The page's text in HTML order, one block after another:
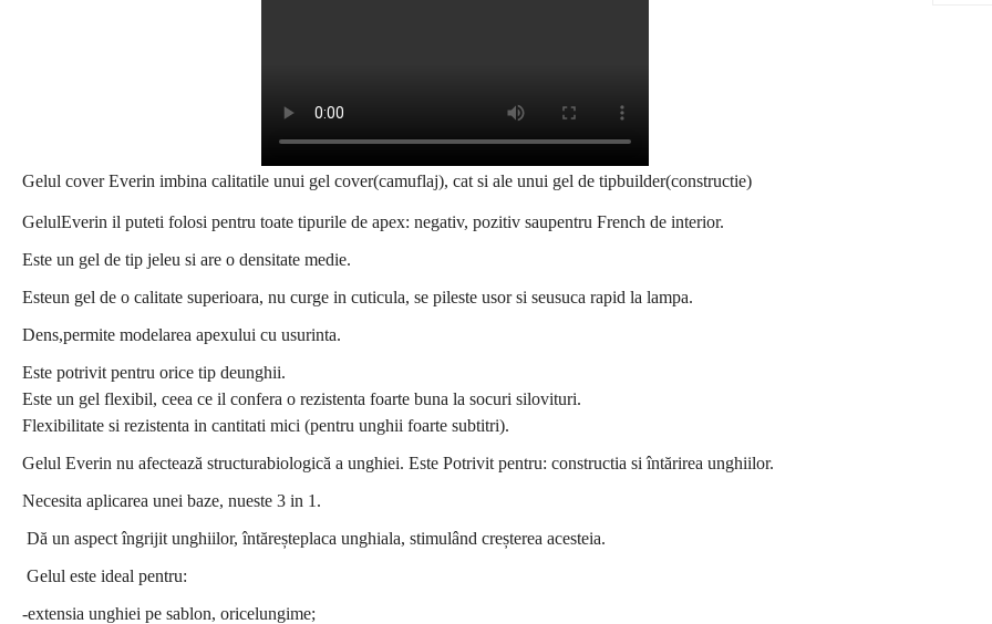
Gelul cover Everin imbina calitatile unui gel cover(camuflaj), cat si ale unui gel de tipbuilder(constructie)
GelulEverin il puteti folosi pentru toate tipurile de apex: negativ, pozitiv saupentru French de interior.
Este un gel de tip jeleu si are o densitate medie.
Esteun gel de o calitate superioara, nu curge in cuticula, se pileste usor si seusuca rapid la lampa.
Dens,permite modelarea apexului cu usurinta.
Este potrivit pentru orice tip deunghii.
Este un gel flexibil, ceea ce il confera o rezistenta foarte buna la socuri silovituri.
Flexibilitate si rezistenta in cantitati mici (pentru unghii foarte subtitri).
Gelul Everin nu afectează structurabiologică a unghiei. Este Potrivit pentru: constructia si întărirea unghiilor.
Necesita aplicarea unei baze, nueste 3 in 1.
Dă un aspect îngrijit unghiilor, întăreșteplaca unghiala, stimulând creșterea acesteia.
Gelul este ideal pentru:
-extensia unghiei pe sablon, oricelungime;